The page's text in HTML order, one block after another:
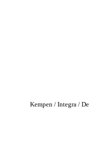
Kempen / Integra / De